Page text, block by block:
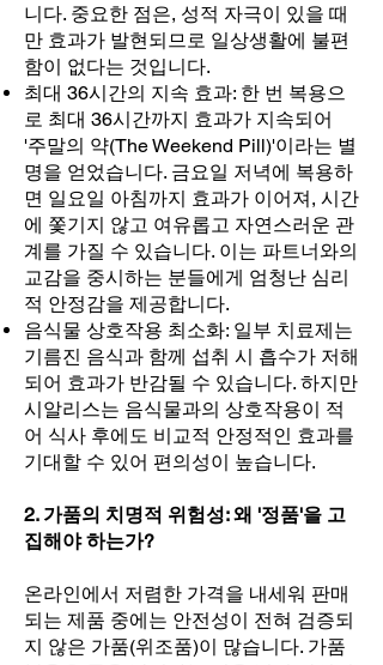
니다. 중요한 점은, 성적 자극이 있을 때
만 효과가 발현되므로 일상생활에 불편
함이 없다는 것입니다.
최대 36시간의 지속 효과: 한 번 복용으
로 최대 36시간까지 효과가 지속되어
'주말의 약(The Weekend Pill)'이라는 별
명을 얻었습니다. 금요일 저녁에 복용하
면 일요일 아침까지 효과가 이어져, 시간
에 쫓기지 않고 여유롭고 자연스러운 관
계를 가질 수 있습니다. 이는 파트너와의
교감을 중시하는 분들에게 엄청난 심리
적 안정감을 제공합니다.
음식물 상호작용 최소화: 일부 치료제는
기름진 음식과 함께 섭취 시 흡수가 저해
되어 효과가 반감될 수 있습니다. 하지만
시알리스는 음식물과의 상호작용이 적
어 식사 후에도 비교적 안정적인 효과를
기대할 수 있어 편의성이 높습니다.
2. 가품의 치명적 위험성: 왜 '정품'을 고
집해야 하는가?
온라인에서 저렴한 가격을 내세워 판매
되는 제품 중에는 안전성이 전혀 검증되
지 않은 가품(위조품)이 많습니다. 가품